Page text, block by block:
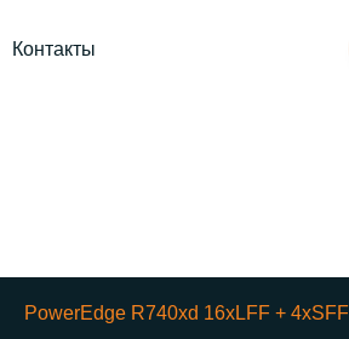
Контакты
PowerEdge R740xd 16xLFF + 4xSFF